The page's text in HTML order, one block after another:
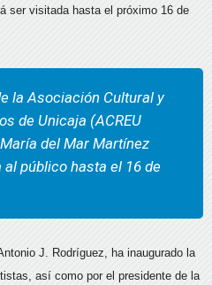
ser visitada hasta el próximo 16 de
la Asociación Cultural y
de Unicaja (ACREU
del Mar Martínez
público hasta el 16 de
J. Rodríguez, ha inaugurado la
así como por el presidente de la